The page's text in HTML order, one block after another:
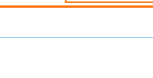
Recherche